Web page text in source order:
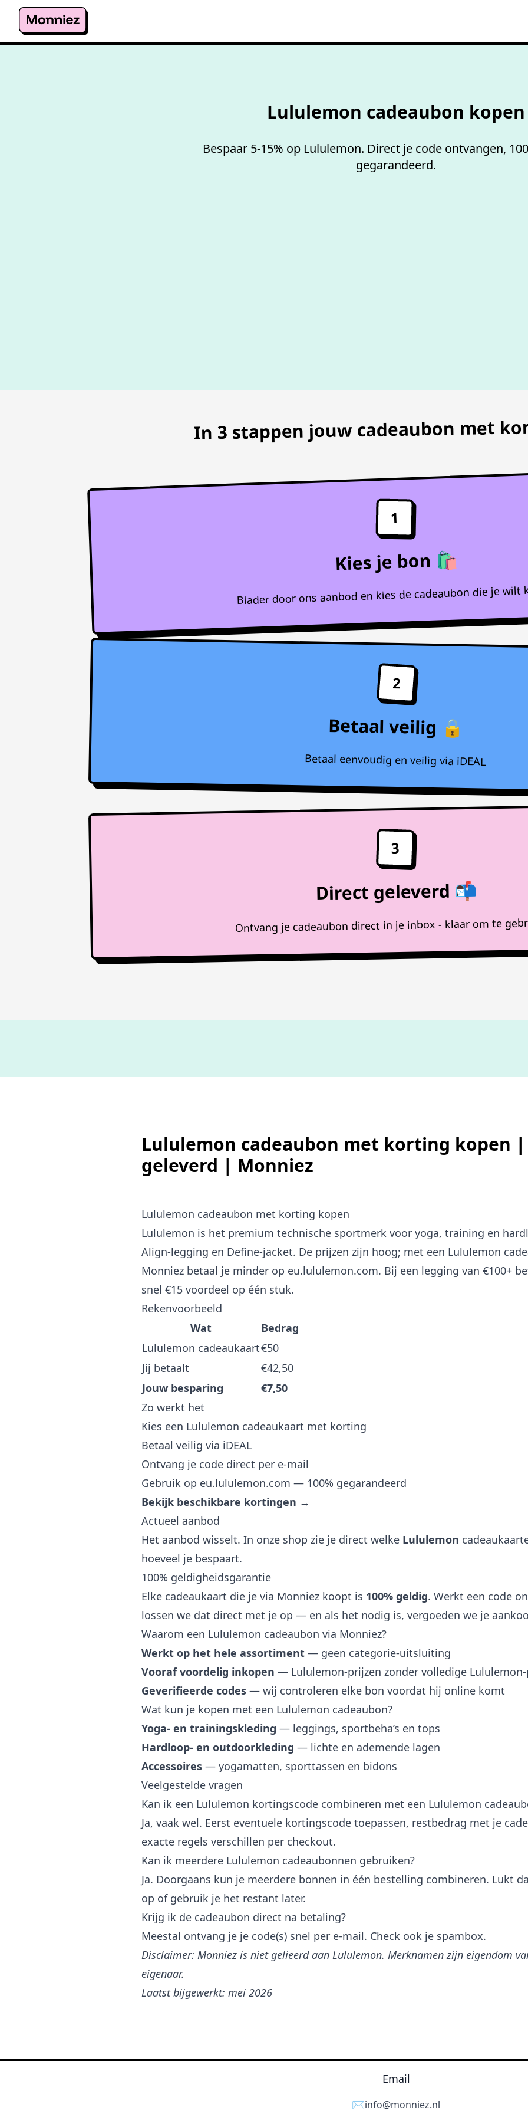
Lululemon cadeaubon kopen
Bespaar 5-15% op Lululemon. Direct je code ontvangen,
gegarandeerd.
In 3 stappen jouw cadeaubon met
1
Kies je bon 🛍️
Blader door ons aanbod en kies de cadeaubon die je wilt
2
Betaal veilig 🔒
Betaal eenvoudig en veilig via iDEAL
3
Direct geleverd 📬
Ontvang je cadeaubon direct in je inbox - klaar om te
Lululemon cadeaubon met korting kopen
geleverd | Monniez
Lululemon cadeaubon met korting kopen
Lululemon is het premium technische sportmerk voor yoga, training en
Align-legging en Define-jacket. De prijzen zijn hoog; met een Lululemon
Monniez betaal je minder op eu.lululemon.com. Bij een legging van €100+
snel €15 voordeel op één stuk.
Rekenvoorbeeld
Wat
Bedrag
Lululemon cadeaukaart€50
Jij betaalt
€42,50
Jouw besparing
€7,50
Zo werkt het
Kies een Lululemon cadeaukaart met korting
Betaal veilig via iDEAL
Ontvang je code direct per e-mail
Gebruik op eu.lululemon.com — 100% gegarandeerd
Bekijk beschikbare kortingen →
Actueel aanbod
Het aanbod wisselt. In onze shop zie je direct welke Lululemon
hoeveel je bespaart.
100% geldigheidsgarantie
Elke cadeaukaart die je via Monniez koopt is 100% geldig. Werkt een code
lossen we dat direct met je op — en als het nodig is, vergoeden we je
Waarom een Lululemon cadeaubon via Monniez?
Werkt op het hele assortiment — geen categorie-uitsluiting
Vooraf voordelig inkopen — Lululemon-prijzen zonder volledige
Geverifieerde codes — wij controleren elke bon voordat hij online komt
Wat kun je kopen met een Lululemon cadeaubon?
Yoga- en trainingskleding — leggings, sportbeha’s en tops
Hardloop- en outdoorkleding — lichte en ademende lagen
Accessoires — yogamatten, sporttassen en bidons
Veelgestelde vragen
Kan ik een Lululemon kortingscode combineren met een Lululemon
Ja, vaak wel. Eerst eventuele kortingscode toepassen, restbedrag met je
exacte regels verschillen per checkout.
Kan ik meerdere Lululemon cadeaubonnen gebruiken?
Ja. Doorgaans kun je meerdere bonnen in één bestelling combineren. Lukt
op of gebruik je het restant later.
Krijg ik de cadeaubon direct na betaling?
Meestal ontvang je je code(s) snel per e-mail. Check ook je spambox.
Disclaimer: Monniez is niet gelieerd aan Lululemon. Merknamen zijn eigendom
eigenaar.
Laatst bijgewerkt: mei 2026
Email
✉️info@monniez.nl